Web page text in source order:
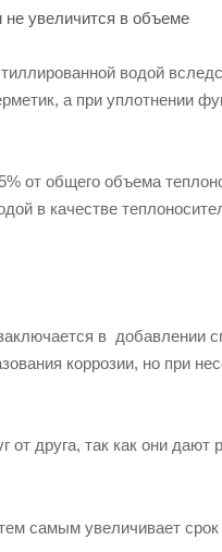
не увеличится в объеме
водой
а при уплотнении
от общего объема
в качестве
в добавлении
коррозии, но при
от друга, так как они
самым увеличивает